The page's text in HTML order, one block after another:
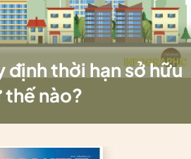
định thời hạn sở hữu
thế nào?